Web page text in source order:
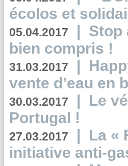
écolos et
05.04.2017 | Stop
bien compris !
31.03.2017 |
vente d’eau en
30.03.2017 | Le
Portugal !
27.03.2017 | La «
initiative anti-